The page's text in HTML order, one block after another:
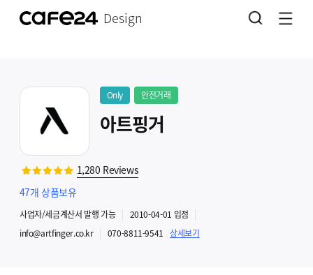
Design
Only 안전거래
아트핑거
1,280 Reviews
47개 상품보유
사업자/세금계산서 발행 가능 2010-04-01 입점
info@artfinger.co.kr
070-8811-9541 상세보기